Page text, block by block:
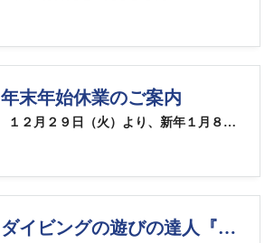
年末年始休業のご案内
１２月２９日（火）より、新年１月８日（木）まで、年末年始休業を頂きます。 新年の営業は１月６日（月）より、通常通り営業致します。 ２０２５年もドルフィンズドリームをご愛顧頂き、誠に有難うございました。 ２０２６年も変わらぬご愛顧の程、どうぞ宜しくお願い申し上げます。
ダイビングの遊びの達人『マスター・スクーバ・ダイバー』にチャレンジ！